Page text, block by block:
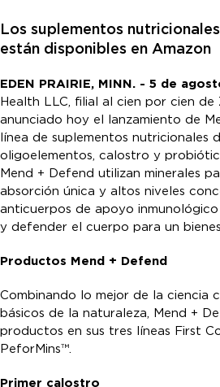
Los suplementos
están disponibles en Amazon
EDEN PRAIRIE, MINN. - 5 de
Health LLC, filial al cien por cien
anunciado hoy el lanzamiento de
línea de suplementos nutricionales
oligoelementos, calostro y
Mend + Defend utilizan minerales
absorción única y altos niveles
anticuerpos de apoyo
y defender el cuerpo para un
Productos Mend + Defend
Combinando lo mejor de la ciencia
básicos de la naturaleza, Mend +
productos en sus tres líneas First
PeforMins™.
Primer calostro